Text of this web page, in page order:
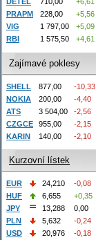
PRAPM
228,00
+5,56
VIG
1 797,00
+5,09
RBI
1 575,50 +4,61
Zajímavé poklesy
SHELL 877,00
-10,33
NOKIA
200,00
-4,40
ATS
3 504,00
-2,56
CZGCE
955,00
-2,15
KARIN
140,00 -2,10
Kurzovní lístek
EUR 24,210
-0,08
HUF
6,655
+0,35
JPY
13,288
0,00
PLN
5,632
-0,24
USD
20,976 -0,18